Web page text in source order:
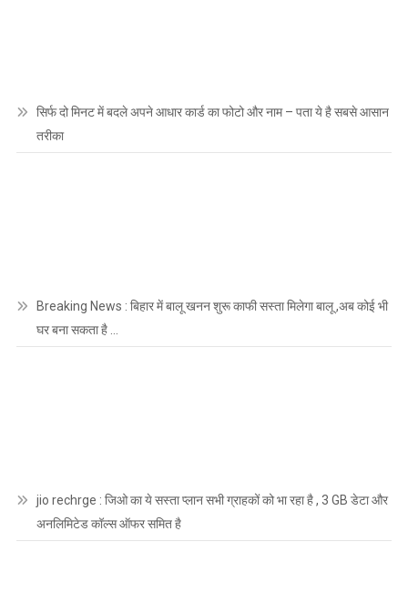
सिर्फ दो मिनट में बदले अपने आधार कार्ड का फोटो और नाम – पता ये है सबसे आसान
तरीका
Breaking News : बिहार में बालू खनन शुरू काफी सस्ता मिलेगा बालू ,अब कोई भी
घर बना सकता है …
jio rechrge : जिओ का ये सस्ता प्लान सभी ग्राहकों को भा रहा है , 3 GB डेटा और
अनलिमिटेड कॉल्स ऑफर समित है